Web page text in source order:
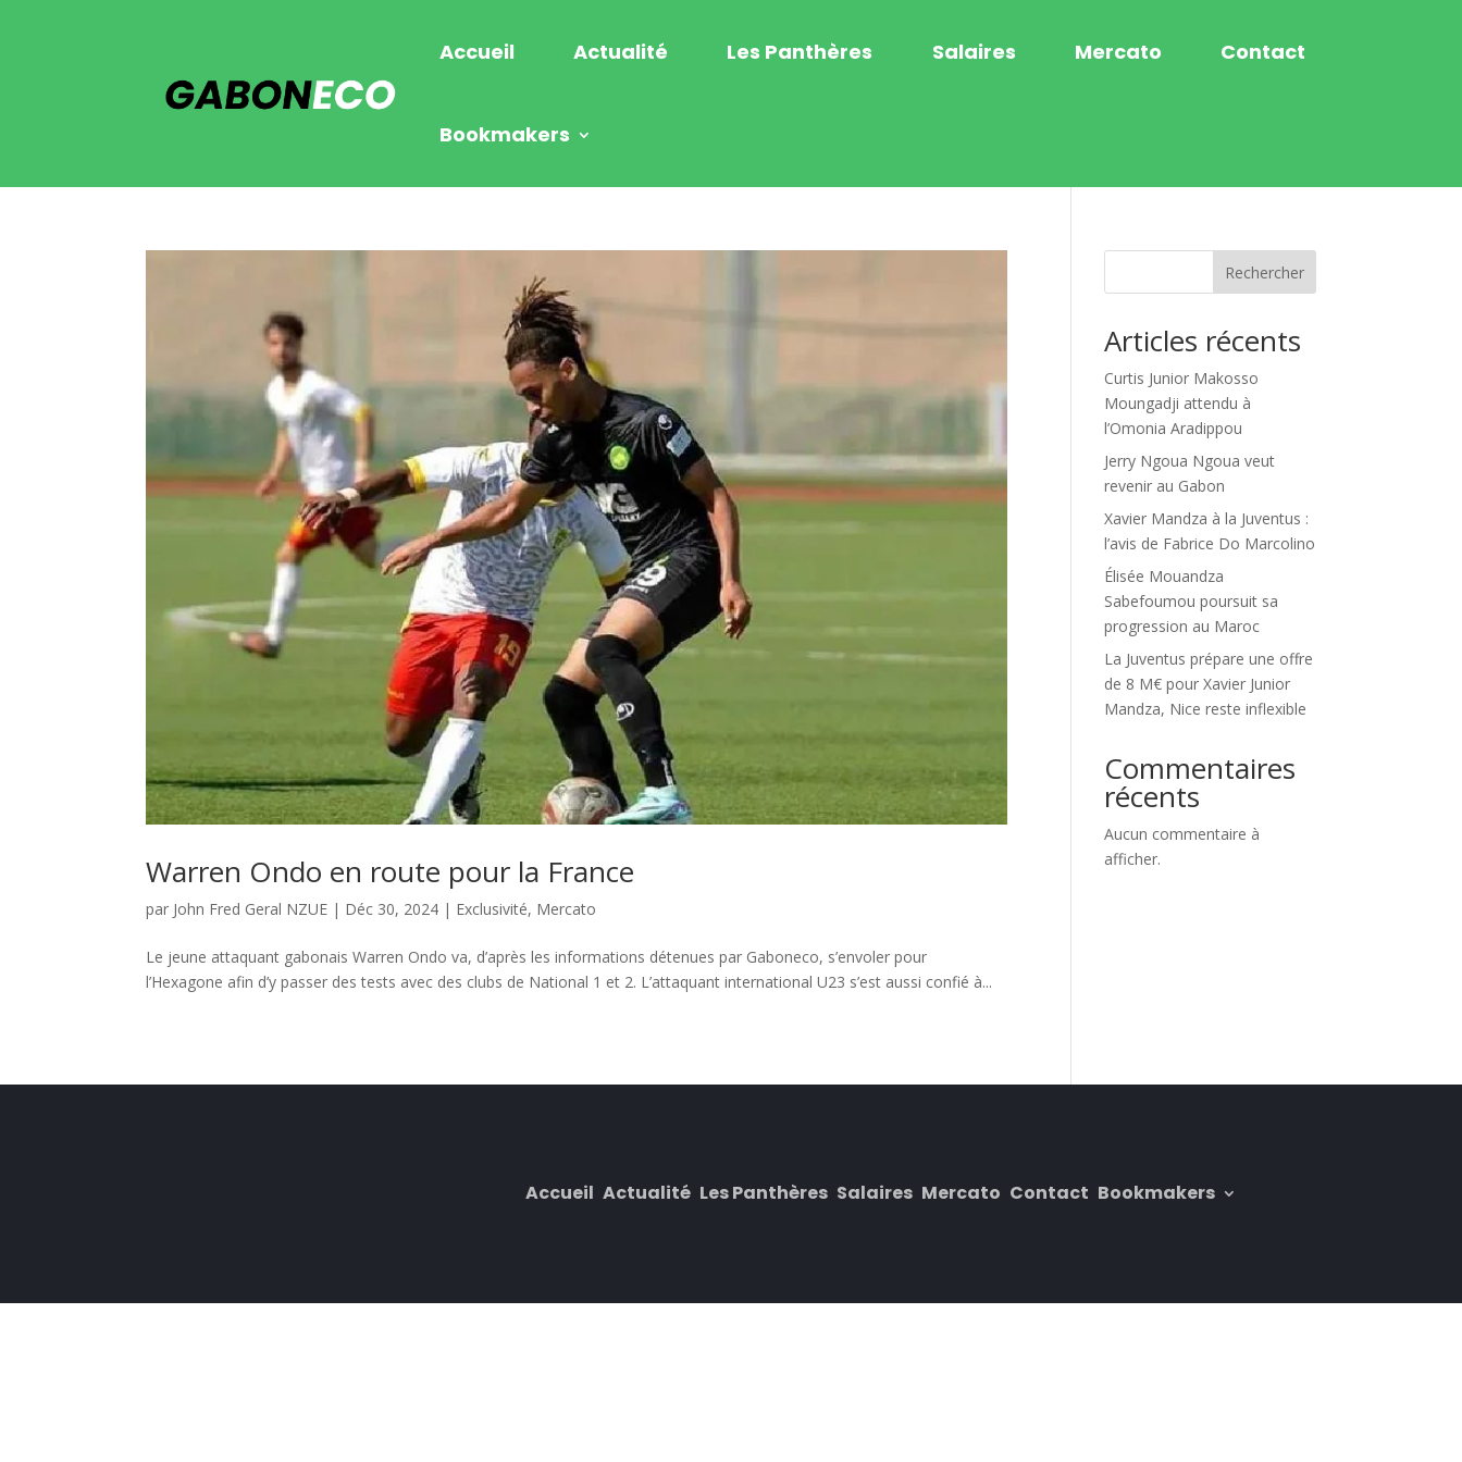
Accueil Actualité Les Panthères Salaires Mercato Contact
Bookmakers
Warren Ondo en route pour la France
par John Fred Geral NZUE | Déc 30, 2024 | Exclusivité, Mercato
Le jeune attaquant gabonais Warren Ondo va, d’après les informations détenues par Gaboneco, s’envoler pour
l’Hexagone afin d’y passer des tests avec des clubs de National 1 et 2. L’attaquant international U23 s’est aussi confié à...
Rechercher
Articles récents
Curtis Junior Makosso
Moungadji attendu à
l’Omonia Aradippou
Jerry Ngoua Ngoua veut
revenir au Gabon
Xavier Mandza à la Juventus :
l’avis de Fabrice Do Marcolino
Élisée Mouandza
Sabefoumou poursuit sa
progression au Maroc
La Juventus prépare une offre
de 8 M€ pour Xavier Junior
Mandza, Nice reste inflexible
Commentaires
récents
Aucun commentaire à
afficher.
Accueil Actualité Les Panthères Salaires Mercato Contact Bookmakers